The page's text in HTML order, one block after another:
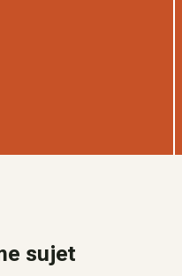
sujet